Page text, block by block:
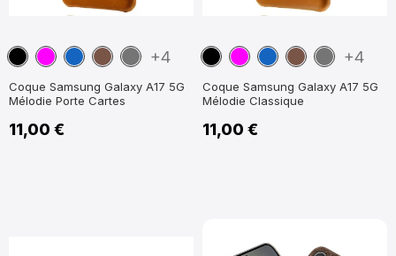
NoirMagenta
BleuMarron
Gris +4
Coque Samsung Galaxy A17 5G
Mélodie Porte Cartes
11,00 €
NoirMagenta
BleuMarron
Gris +4
Coque Samsung Galaxy A17 5G
Mélodie Classique
11,00 €